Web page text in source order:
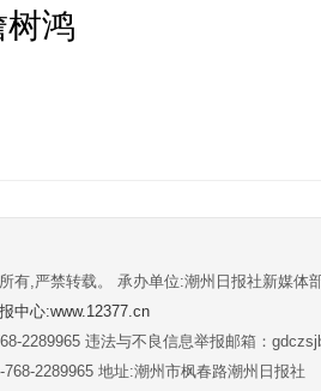
树鸿
有,严禁转载。 承办单位:潮州日报社新媒体
中心:www.12377.cn
2289965 违法与不良信息举报邮箱：
2289965 地址:潮州市枫春路潮州日报社